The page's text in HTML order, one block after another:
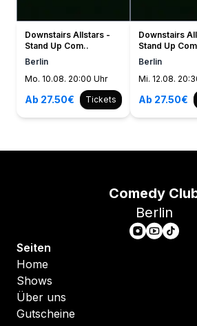
Downstairs Allstars -
Stand Up Com..
Berlin
Mo. 10.08. 20:00 Uhr
Ab 27.50€ Tickets
Downstairs
Stand Up
Berlin
Mi. 12.08.
Ab 27.50€
Comedy
Berlin
Seiten
Home
Shows
Über uns
Gutscheine